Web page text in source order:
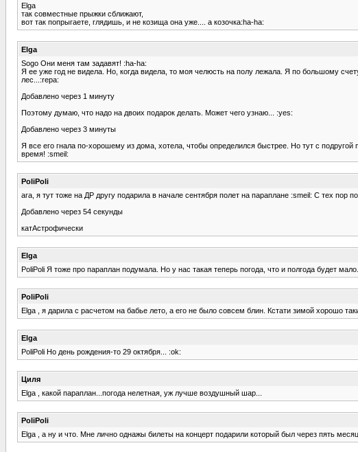
Elga
так совместные прыжки сближают,
вот так попрыгаете, глядишь, и не козища она уже.... а козочка:ha-ha:
Elga
Sogo Они меня там задавят! :ha-ha:
Я ее уже год не видела. Но, когда видела, то моя челюсть на полу лежала. Я по большому
лес...:repa:
Добавлено через 1 минуту
Поэтому думаю, что надо на двоих подарок делать. Может чего узнаю... :yes:
Добавлено через 3 минуты
Я все его гнала по-хорошему из дома, хотела, чтобы определился быстрее. Но тут с
время! :smeil:
PoliPoli
ага, я тут тоже на ДР другу подарила в начале сентября полет на параплане :smeil: С тех пор
Добавлено через 54 секунды
катАстрофически
Elga
PoliPoli Я тоже про параплан подумала. Но у нас такая теперь погода, что и полгода будет
PoliPoli
Elga , я дарила с расчетом на бабье лето, а его не было совсем блин. Кстати зимой хорошо
Elga
PoliPoli Но день рождения-то 29 октября... :ok:
Циля
Elga , какой параплан...погода нелетная, уж лучше воздушный шар...
PoliPoli
Elga , а ну и что. Мне лично однажы билеты на концерт подарили который был через пять